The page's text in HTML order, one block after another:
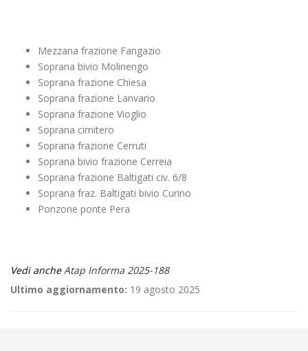
Mezzana frazione Fangazio
Soprana bivio Molinengo
Soprana frazione Chiesa
Soprana frazione Lanvario
Soprana frazione Vioglio
Soprana cimitero
Soprana frazione Cerruti
Soprana bivio frazione Cerreia
Soprana frazione Baltigati civ. 6/8
Soprana fraz. Baltigati bivio Curino
Ponzone ponte Pera
Vedi ancheAtap Informa 2025-188
Ultimo aggiornamento: 19 agosto 2025